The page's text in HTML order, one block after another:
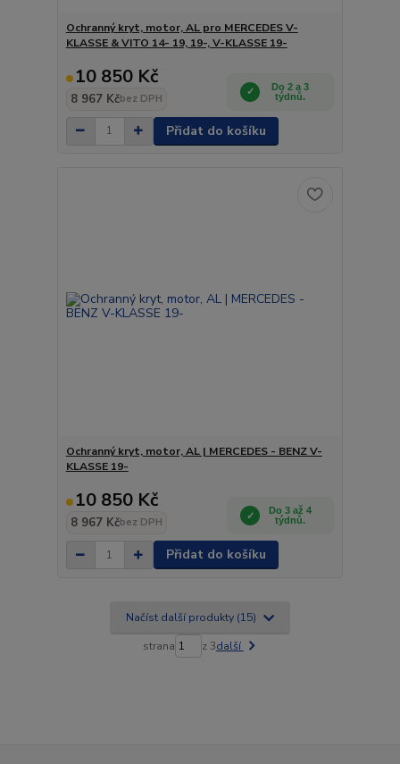
Ochranný kryt, motor, AL pro MERCEDES V-
KLASSE & VITO 14- 19, 19-, V-KLASSE 19-
10 850 Kč
8 967 Kčbez DPH
Do 2 a 3
týdnů.
Přidat do košíku
Ochranný kryt, motor, AL | MERCEDES - BENZ V-
KLASSE 19-
10 850 Kč
8 967 Kčbez DPH
Do 3 až 4
týdnů.
Přidat do košíku
Načíst další produkty (15)
strana z 3další